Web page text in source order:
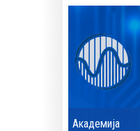
Академија